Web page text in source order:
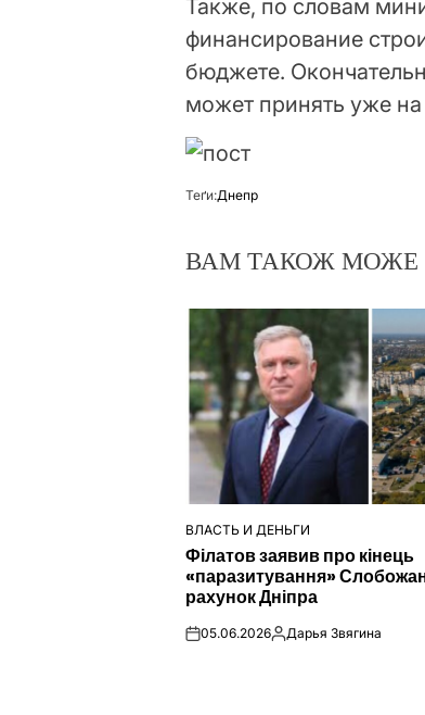
Также, по словам
финансирование
бюджете.
может принять уже
Теґи:Днепр
ВАМ ТАКОЖ МОЖЕ
ОПУБЛІКУВАТИ
У
ВЛАСТЬ И ДЕНЬГИ
Філатов заявив про кінець
«паразитування»
рахунок Дніпра
on05.06.2026Опубліковано
Дарья Звягина